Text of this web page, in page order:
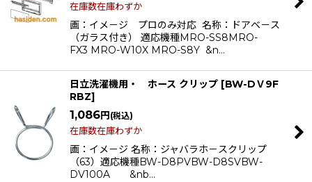
在庫数在庫わずか
画：イメ－ジ プロのみ対応 名称：ドアベ－ス
（ガラス付き） 適応機種MRO-SS8MRO-
FX3 MRO-W10X MRO-S8Y &n…
日立洗濯機用・ ホース クリップ [BW-DＶ9F
RBZ]
1,086円 (税込)
在庫数在庫わずか
画：イメ－ジ 名称：ジャバラホ－スクリップ
（63）適応機種BW-D8PVBW-D8SVBW-
DV100A &nb…